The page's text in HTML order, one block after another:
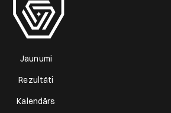
Jaunumi
Rezultāti
Kalendārs